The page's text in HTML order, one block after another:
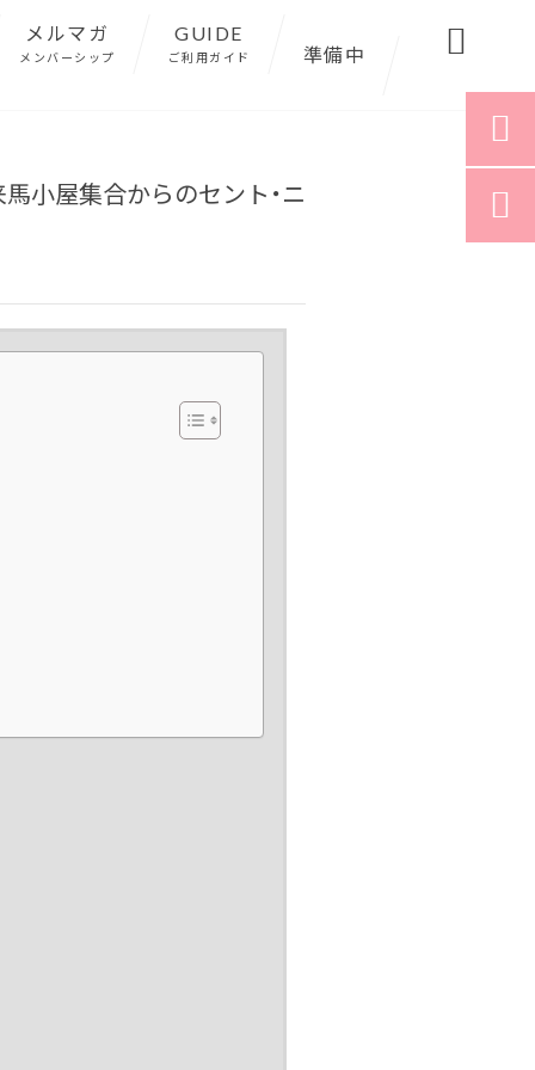
メルマガ
メンバーシップ
GUIDE
ご利用ガイド 準備中 
小屋集合からのセント・ニ

